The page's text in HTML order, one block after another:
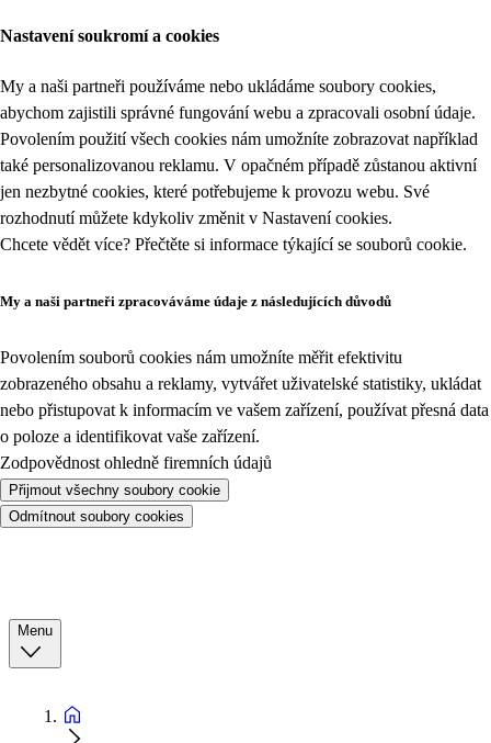
Nastavení soukromí a cookies
My a naši partneři používáme nebo ukládáme soubory cookies,
abychom zajistili správné fungování webu a zpracovali osobní údaje.
Povolením použití všech cookies nám umožníte zobrazovat například
také personalizovanou reklamu. V opačném případě zůstanou aktivní
jen nezbytné cookies, které potřebujeme k provozu webu. Své
rozhodnutí můžete kdykoliv změnit v Nastavení cookies.
Chcete vědět více? Přečtěte si informace týkající se souborů cookie.
My a naši partneři zpracováváme údaje z následujících důvodů
Povolením souborů cookies nám umožníte měřit efektivitu
zobrazeného obsahu a reklamy, vytvářet uživatelské statistiky, ukládat
nebo přistupovat k informacím ve vašem zařízení, používat přesná data
o poloze a identifikovat vaše zařízení.
Zodpovědnost ohledně firemních údajů
Přijmout všechny soubory cookie
Odmítnout soubory cookies
Menu